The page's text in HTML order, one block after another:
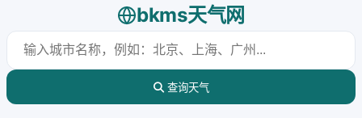
bkms天气网
查询天气